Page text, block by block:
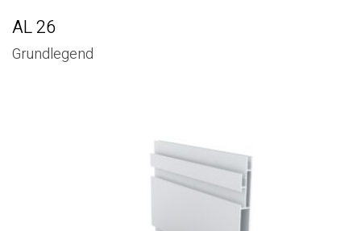
AL 26
Grundlegend